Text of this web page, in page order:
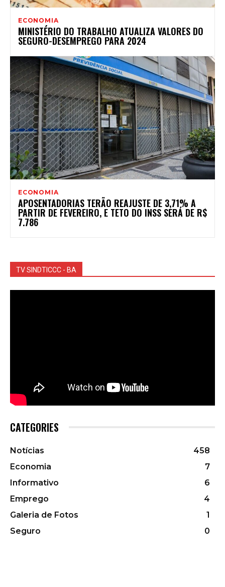
ECONOMIA
MINISTÉRIO DO TRABALHO ATUALIZA VALORES DO
SEGURO-DESEMPREGO PARA 2024
ECONOMIA
APOSENTADORIAS TERÃO REAJUSTE DE 3,71% A
PARTIR DE FEVEREIRO, E TETO DO INSS SERÁ DE R$
7.786
TV SINDTICCC - BA
CATEGORIES
Notícias
458
Economia
7
Informativo
6
Emprego
4
Galeria de Fotos
1
Seguro
0